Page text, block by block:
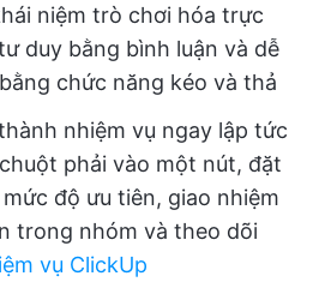
niệm trò chơi hóa trực
duy bằng bình luận và dễ
chức năng kéo và thả
nhiệm vụ ngay lập tức
phải vào một nút, đặt
độ ưu tiên, giao nhiệm
trong nhóm và theo dõi
vụ ClickUp